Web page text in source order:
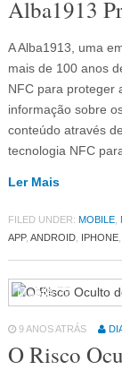
Alba1913
A Alba1913, uma
mais de 100 anos
NFC para proteger
informação sobre
conteúdo através
tecnologia NFC
Ler Mais
FILED UNDER: MOBILE,
APP, ANDROID, IPHONE,
Mobile75
9 ANOS ATRÁS
O Risco